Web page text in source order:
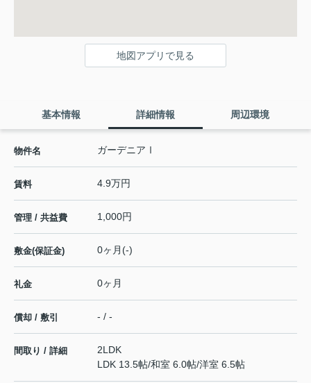
地図アプリで見る
基本情報 詳細情報 周辺環境
物件名 ガーデニアⅠ
賃料 4.9万円
管理 / 共益費 1,000円
敷金(保証金) 0ヶ月(-)
礼金 0ヶ月
償却 / 敷引 - / -
間取り / 詳細
2LDK
LDK 13.5帖/和室 6.0帖/洋室 6.5帖